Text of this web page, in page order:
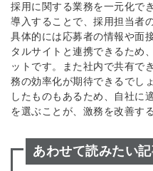
採用に関する業務を一元化で
導入することで、採用担当者
具体的には応募者の情報や面
タルサイトと連携できるため
ットです。また社内で共有で
務の効率化が期待できるでし
したものもあるため、自社に
を選ぶことが、激務を改善す
あわせて読みたい